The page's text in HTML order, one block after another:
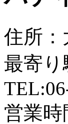
住所：
最寄り
営業時